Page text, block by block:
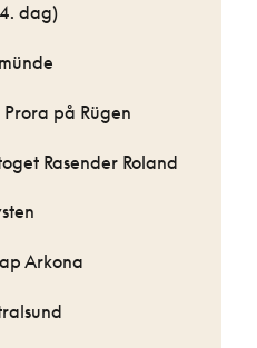
dag)
på Rügen
Rasender Roland
Arkona